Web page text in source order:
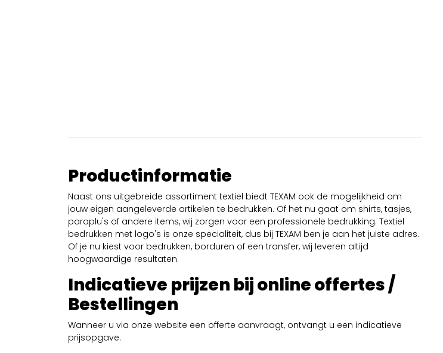
Productinformatie
Naast ons uitgebreide assortiment textiel biedt TEXAM ook de mogelijkheid om
jouw eigen aangeleverde artikelen te bedrukken. Of het nu gaat om shirts, tasjes,
paraplu's of andere items, wij zorgen voor een professionele bedrukking. Textiel
bedrukken met logo's is onze specialiteit, dus bij TEXAM ben je aan het juiste adres.
Of je nu kiest voor bedrukken, borduren of een transfer, wij leveren altijd
hoogwaardige resultaten.
Indicatieve prijzen bij online offertes /
Bestellingen
Wanneer u via onze website een offerte aanvraagt, ontvangt u een indicatieve
prijsopgave.